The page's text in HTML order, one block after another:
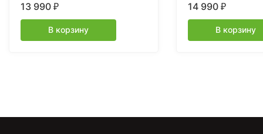
13 990 ₽
В корзину
14 990 ₽
В корзину